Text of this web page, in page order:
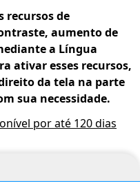
recursos de
aumento de
a Língua
ativar esses recursos,
da tela na parte
sua necessidade.
por até 120 dias